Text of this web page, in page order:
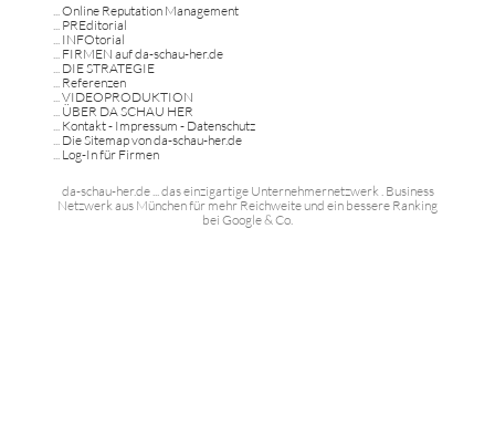
Online Reputation Management
PREditorial
INFOtorial
FIRMEN auf da-schau-her.de
DIE STRATEGIE
Referenzen
VIDEOPRODUKTION
ÜBER DA SCHAU HER
Kontakt - Impressum - Datenschutz
Die Sitemap von da-schau-her.de
Log-In für Firmen
da-schau-her.de ... das einzigartige Unternehmernetzwerk . Business
Netzwerk aus München für mehr Reichweite und ein bessere Ranking
bei Google & Co.